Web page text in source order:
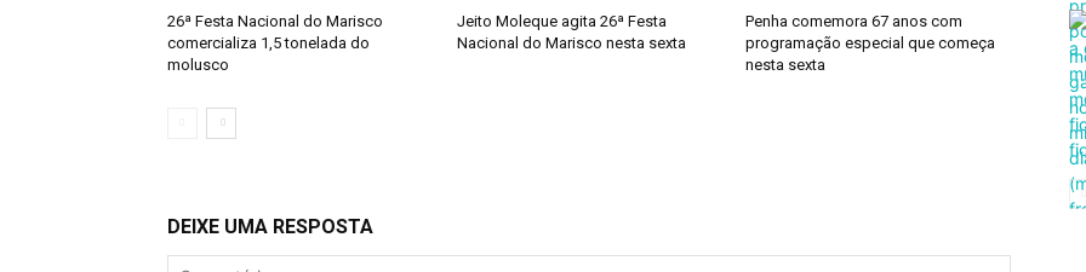
26ª Festa Nacional do Marisco
comercializa 1,5 tonelada do
molusco
Jeito Moleque agita 26ª Festa
Nacional do Marisco nesta sexta
Penha comemora 67 anos com
programação especial que começa
nesta sexta
DEIXE UMA RESPOSTA